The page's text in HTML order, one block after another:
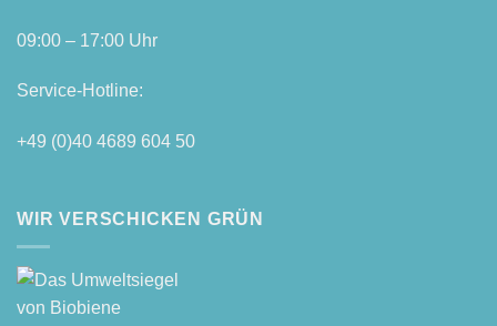
09:00 – 17:00 Uhr
Ser­vice-Hot­line:
+49 (0)40 4689 604 50
WIR VERSCHICKEN GRÜN